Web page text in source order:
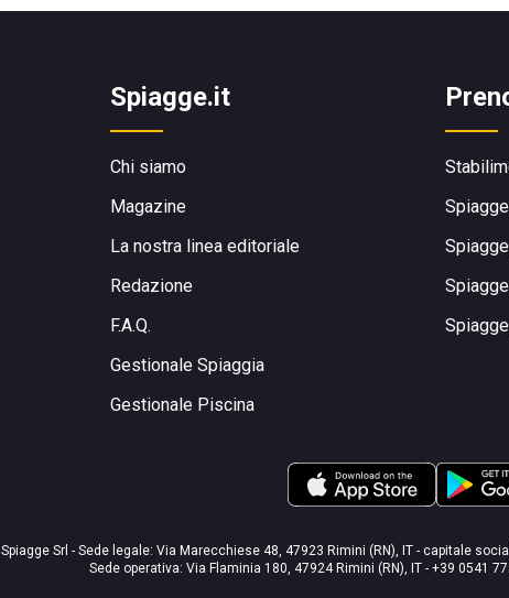
Spiagge.it
Chi siamo
Magazine
La nostra linea editoriale
Redazione
F.A.Q.
Gestionale Spiaggia
Gestionale Piscina
Spiagge Srl - Sede legale: Via Marecchiese 48, 47923 Rimini (RN), IT - capitale
Sede operativa: Via Flaminia 180, 47924 Rimini (RN), IT - +39 0541